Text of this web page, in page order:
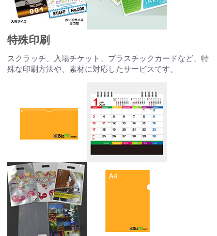
特殊印刷
スクラッチ、入場チケット、プラスチックカードなど、特
殊な印刷方法や、素材に対応したサービスです。